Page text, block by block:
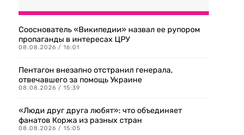
Сооснователь «Википедии» назвал ее рупором
пропаганды в интересах ЦРУ
08.08.2026 / 16:01
Пентагон внезапно отстранил генерала,
отвечавшего за помощь Украине
08.08.2026 / 15:39
«Люди друг друга любят»: что объединяет
фанатов Коржа из разных стран
08.08.2026 / 15:05